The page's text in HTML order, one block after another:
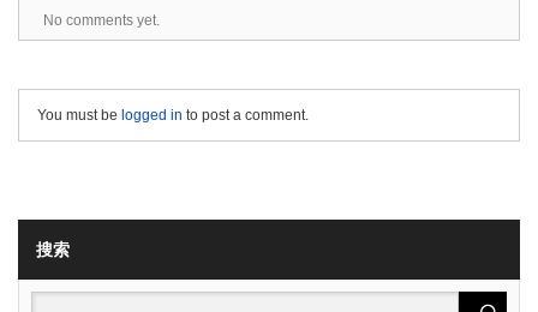
No comments yet.
You must be logged in to post a comment.
搜索